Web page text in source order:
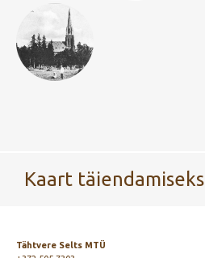
Kaart täiendamiseks
Tähtvere Selts MTÜ